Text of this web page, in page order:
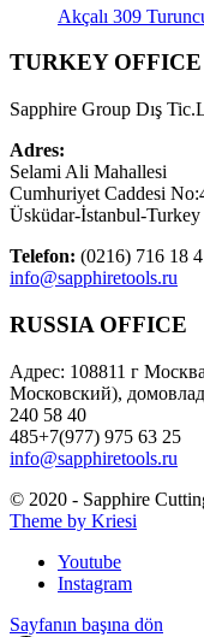
Akçalı 309
TURKEY OFFICE
Sapphire Group Dış
Adres:
Selami Ali Mahallesi
Cumhuriyet Caddesi
Üsküdar-İstanbul-Turkey
Telefon: (0216) 716 18
info@sapphiretools.ru
RUSSIA OFFICE
Адрес: 108811 г
Московский),
240 58 40
485+7(977) 975 63 25
info@sapphiretools.ru
© 2020 - Sapphire
Theme by Kriesi
Youtube
Instagram
Sayfanın başına dön